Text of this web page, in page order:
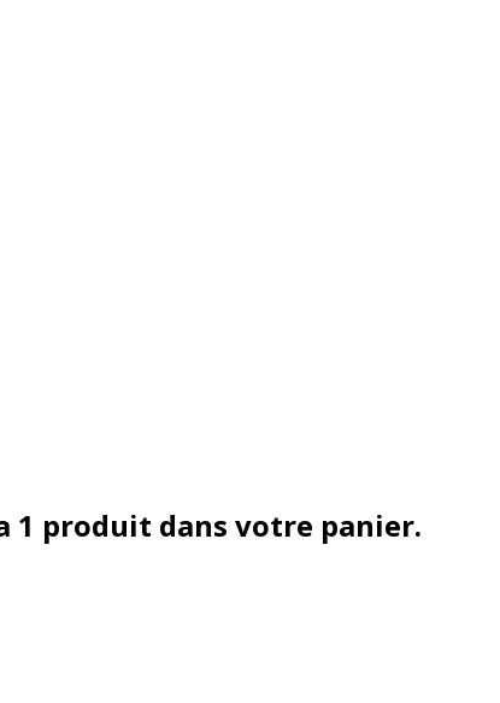
1 produit dans votre panier.